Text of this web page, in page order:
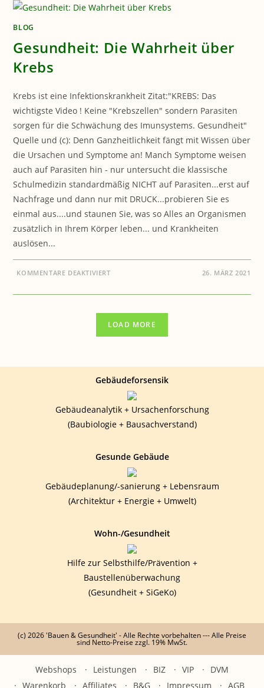
IGNORIERTE
GESUNDHEITSGEFAHR
BLOG
Gesundheit: Die Wahrheit über
Krebs
Krebs ist eine Infektionskrankheit Zitat:"KREBS: Das
wichtigste Video ! Keine "Krebszellen" sondern Parasiten
sorgen für die Schwächung des Imunsystems. Gesundheit"
Quelle und (c): Denn Ganzheitlichkeit fängt mit Wissen über
die Ursachen und Symptome an! Manch Symptome weisen
auch auf Parasiten hin - nur untersucht die klassische
Schulmedizin standardmäßig NICHT auf Parasiten...erst auf
Nachfrage und dann nur mit DRUCK...probieren Sie es
einmal aus....und staunen Sie, was so Alles an Organismen
zusätzlich in Ihrem Körper leben... und Krankheiten
auslösen...
KOMMENTARE DEAKTIVIERTFÜR
WAHRHEIT
KREBS
26. MÄRZ 2021
LOAD MORE
Gebäudeforsensik
Gebäudeanalytik + Ursachenforschung
(Baubiologie + Bausachverstand)
Gesunde Gebäude
Gebäudeplanung/-sanierung + Lebensraum
(Architektur + Energie + Umwelt)
Wohn-/Gesundheit
Hilfe zur Selbsthilfe/Prävention +
Baustellenüberwachung
(Gesundheit + SiGeKo)
(c) 2026 'Bauen & Gesundheit' - Alle Rechte vorbehalten --- Alle Preise
sind Netto-Preise zzgl. 19% MwSt.
Webshops Leistungen BIZ VIP
DVM
Warenkorb
Affiliates B&G Impressum AGB